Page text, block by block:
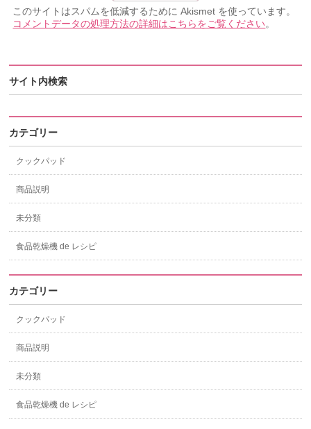
このサイトはスパムを低減するために Akismet を使っています。
コメントデータの処理方法の詳細はこちらをご覧ください。
サイト内検索
カテゴリー
クックパッド
商品説明
未分類
食品乾燥機 de レシピ
カテゴリー
クックパッド
商品説明
未分類
食品乾燥機 de レシピ